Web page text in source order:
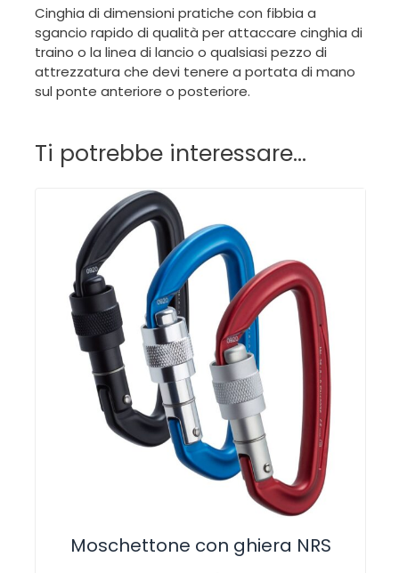
Cinghia di dimensioni pratiche con fibbia a
sgancio rapido di qualità per attaccare cinghia di
traino o la linea di lancio o qualsiasi pezzo di
attrezzatura che devi tenere a portata di mano
sul ponte anteriore o posteriore.
Ti potrebbe interessare…
Moschettone con ghiera NRS